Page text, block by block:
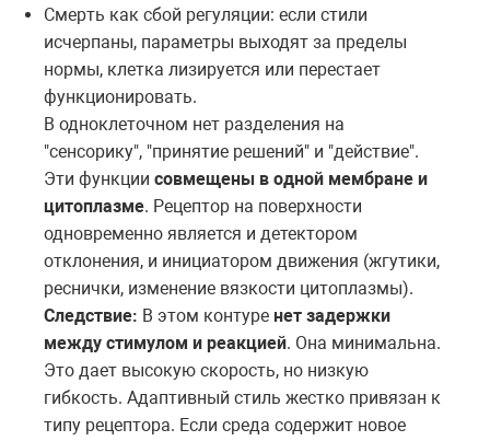
Смерть как сбой регуляции: если стили
исчерпаны, параметры выходят за пределы
нормы, клетка лизируется или перестает
функционировать.
В одноклеточном нет разделения на
"сенсорику", "принятие решений" и "действие".
Эти функции совмещены в одной мембране и
цитоплазме. Рецептор на поверхности
одновременно является и детектором
отклонения, и инициатором движения (жгутики,
реснички, изменение вязкости цитоплазмы).
Следствие: В этом контуре нет задержки
между стимулом и реакцией. Она минимальна.
Это дает высокую скорость, но низкую
гибкость. Адаптивный стиль жестко привязан к
типу рецептора. Если среда содержит новое